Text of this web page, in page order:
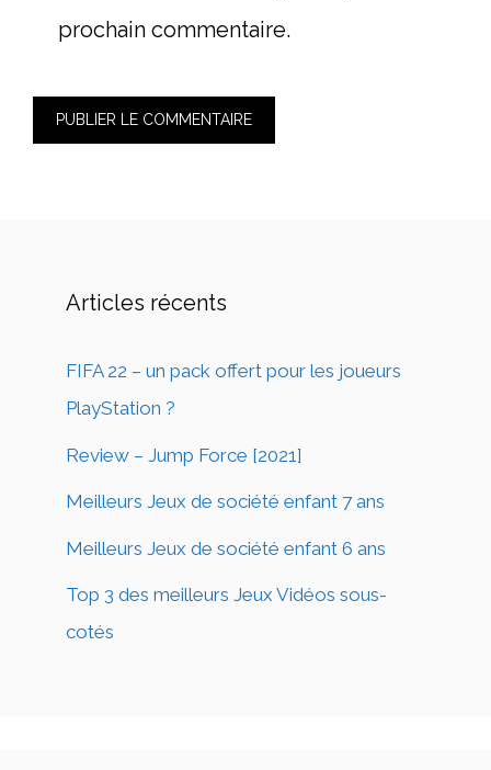
prochain commentaire.
Articles récents
FIFA 22 – un pack offert pour les joueurs
PlayStation ?
Review – Jump Force [2021]
Meilleurs Jeux de société enfant 7 ans
Meilleurs Jeux de société enfant 6 ans
Top 3 des meilleurs Jeux Vidéos sous-
cotés